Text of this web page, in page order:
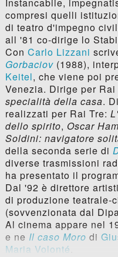
Instancabile,
compresi quelli
di teatro d'impegno
all '81 co-dirige lo
Con Carlo Lizzani
Gorbaciov(1988),
Keitel, che viene poi
Venezia. Dirige per
specialità della casa.
realizzati per Rai Tre:
dello spirito, Oscar
Soldini: navigatore
della seconda serie di
diverse trasmissioni
ha presentato il
Dal '92 è direttore
di produzione teatrale-
(sovvenzionata dal
Al cinema appare nel
e ne Il caso Moro di
Maria Volonté